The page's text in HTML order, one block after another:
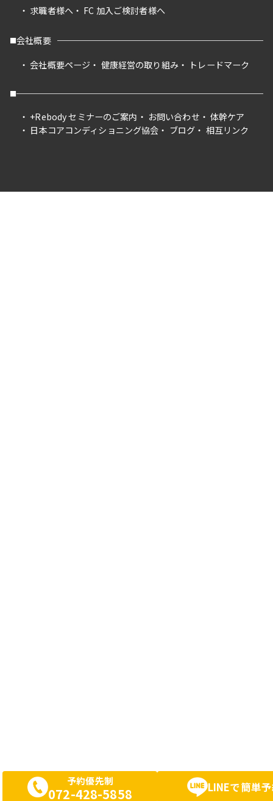
予約優先制
072-428-5858 LINEで簡単
求職者様へ
FC 加入ご検討者様へ
会社概要
会社概要ページ
健康経営の取り組み トレードマーク
+Rebody セミナーのご案内 お問い合わせ
体幹ケア
日本コアコンディショニング協会
ブログ 相互リンク